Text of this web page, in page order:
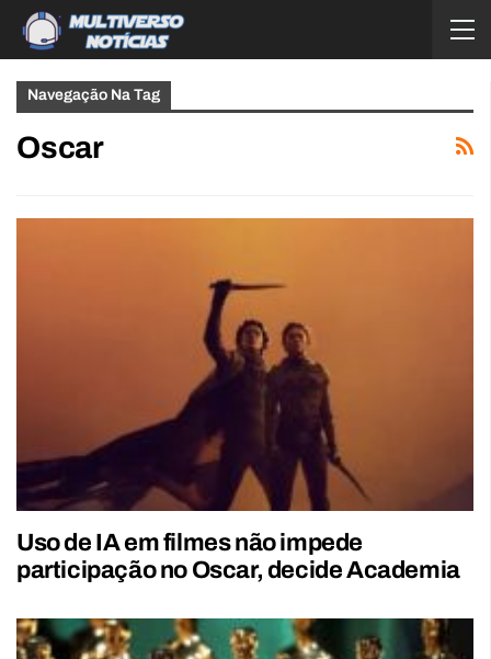
Navegação Na Tag
Oscar
Uso de IA em filmes não impede
participação no Oscar, decide Academia